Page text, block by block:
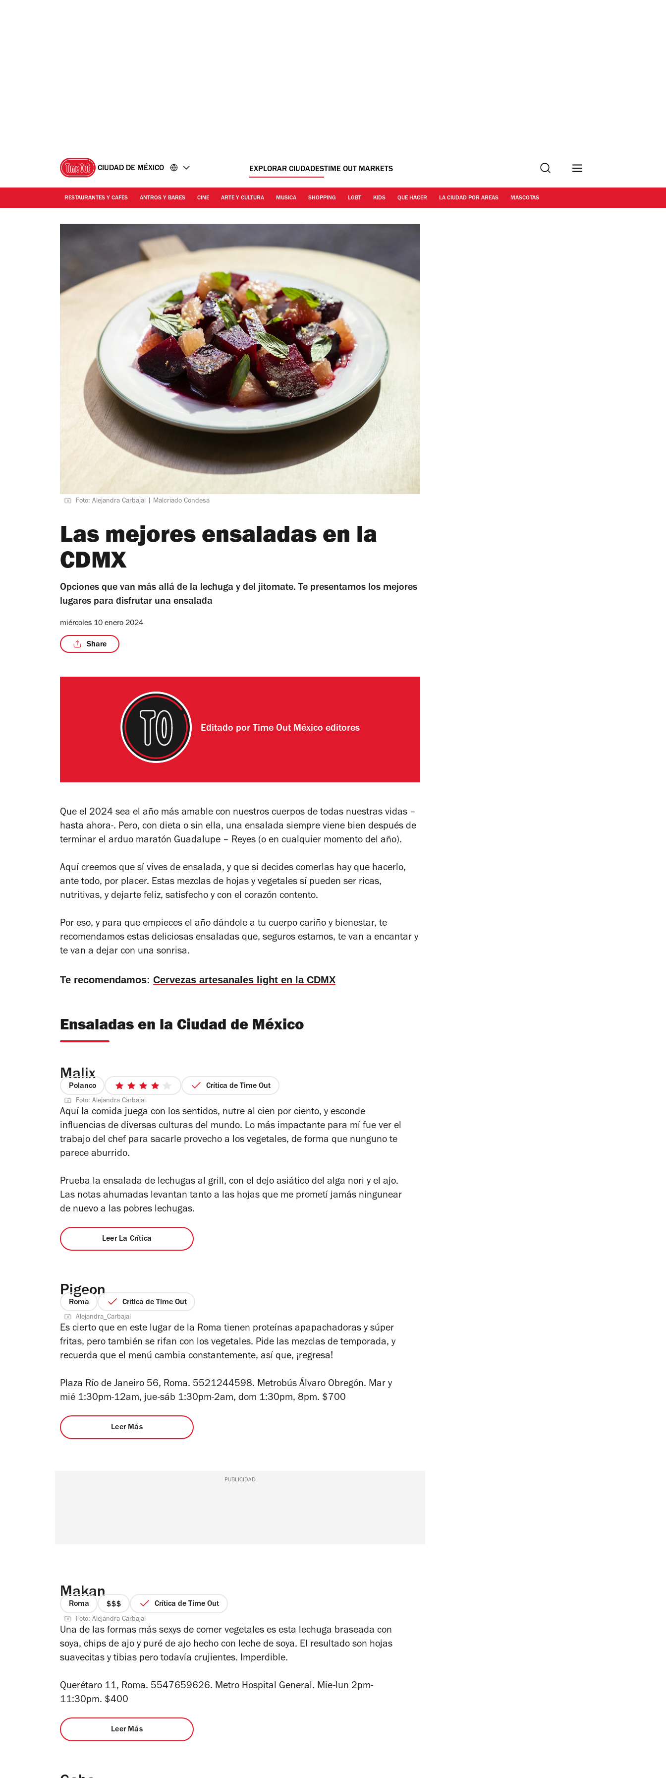
CIUDAD DE MÉXICO EXPLORAR CIUDADESTIME OUT MARKETS Buscar
RESTAURANTES Y CAFES ANTROS Y BARES CINE ARTE Y CULTURA MUSICA SHOPPING LGBT KIDS QUE HACER LA CIUDAD POR AREAS MASCOTAS
Foto: Alejandra Carbajal | Malcriado Condesa
Las mejores ensaladas en la
CDMX
Opciones que van más allá de la lechuga y del jitomate. Te presentamos los mejores
lugares para disfrutar una ensalada
miércoles 10 enero 2024
Share
Editado por Time Out México editores
Que el 2024 sea el año más amable con nuestros cuerpos de todas nuestras vidas –
hasta ahora-. Pero, con dieta o sin ella, una ensalada siempre viene bien después de
terminar el arduo maratón Guadalupe – Reyes (o en cualquier momento del año).
Aquí creemos que sí vives de ensalada, y que si decides comerlas hay que hacerlo,
ante todo, por placer. Estas mezclas de hojas y vegetales sí pueden ser ricas,
nutritivas, y dejarte feliz, satisfecho y con el corazón contento.
Por eso, y para que empieces el año dándole a tu cuerpo cariño y bienestar, te
recomendamos estas deliciosas ensaladas que, seguros estamos, te van a encantar y
te van a dejar con una sonrisa.
Te recomendamos: Cervezas artesanales light en la CDMX
Ensaladas en la Ciudad de México
Malix
Polanco
4
de
5
estrellas
Crítica de Time Out
Foto: Alejandra Carbajal
Aquí la comida juega con los sentidos, nutre al cien por ciento, y esconde
influencias de diversas culturas del mundo. Lo más impactante para mí fue ver el
trabajo del chef para sacarle provecho a los vegetales, de forma que nunguno te
parece aburrido.
Prueba la ensalada de lechugas al grill, con el dejo asiático del alga nori y el ajo.
Las notas ahumadas levantan tanto a las hojas que me prometí jamás ningunear
de nuevo a las pobres lechugas.
Leer La Crítica
Pigeon
Roma Crítica de Time Out
Alejandra_Carbajal
Es cierto que en este lugar de la Roma tienen proteínas apapachadoras y súper
fritas, pero también se rifan con los vegetales. Pide las mezclas de temporada, y
recuerda que el menú cambia constantemente, así que, ¡regresa!
Plaza Río de Janeiro 56, Roma. 5521244598. Metrobús Álvaro Obregón. Mar y
mié 1:30pm-12am, jue-sáb 1:30pm-2am, dom 1:30pm, 8pm. $700
Leer Más
PUBLICIDAD
Makan
Roma
precio
3
de
4
Crítica de Time Out
Foto: Alejandra Carbajal
Una de las formas más sexys de comer vegetales es esta lechuga braseada con
soya, chips de ajo y puré de ajo hecho con leche de soya. El resultado son hojas
suavecitas y tibias pero todavía crujientes. Imperdible.
Querétaro 11, Roma. 5547659626. Metro Hospital General. Mie-lun 2pm-
11:30pm. $400
Leer Más